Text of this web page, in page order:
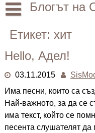
Skip
to
Блогът на
Етикет: хит
Hello, Адел!
03.11.2015
Има песни, които са
Най-важното, за да се
има текст, който се
песента слушателят